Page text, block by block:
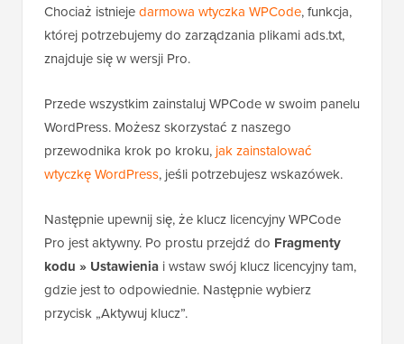
Chociaż istniejedarmowa wtyczka WPCode, funkcja,
której potrzebujemy do zarządzania plikami ads.txt,
znajduje się w wersji Pro.
Przede wszystkim zainstaluj WPCode w swoim panelu
WordPress. Możesz skorzystać z naszego
przewodnika krok po kroku, jak zainstalować
wtyczkę WordPress, jeśli potrzebujesz wskazówek.
Następnie upewnij się, że klucz licencyjny WPCode
Pro jest aktywny. Po prostu przejdź do Fragmenty
kodu » Ustawienia i wstaw swój klucz licencyjny tam,
gdzie jest to odpowiednie. Następnie wybierz
przycisk „Aktywuj klucz”.